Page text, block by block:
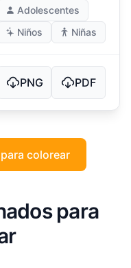
Adolescentes
Niños
Niñas
PNG PDF
colorear
para